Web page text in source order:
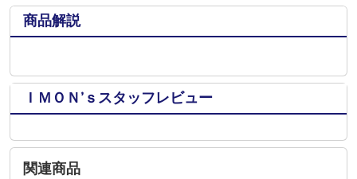
商品解説
ＩＭＯＮ’ｓスタッフレビュー
関連商品